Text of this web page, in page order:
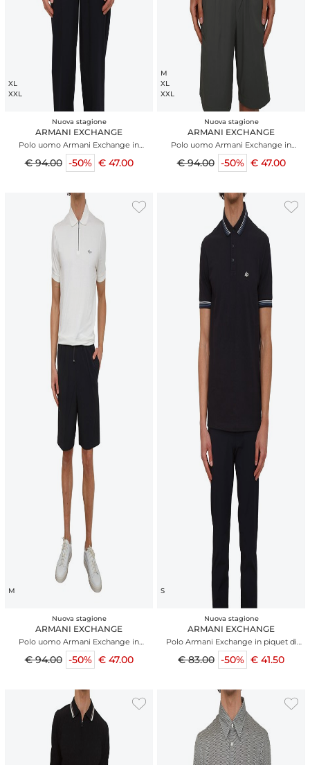
XL
XXL
Nuova stagione
ARMANI EXCHANGE
Polo uomo Armani Exchange in
viscosa blu
€ 94.00 -50% € 47.00
M
XL
XXL
Nuova stagione
ARMANI EXCHANGE
Polo uomo Armani Exchange in
viscosa nera
€ 94.00 -50% € 47.00
M
Nuova stagione
ARMANI EXCHANGE
Polo uomo Armani Exchange in
viscosa bianca
€ 94.00 -50% € 47.00
S
Nuova stagione
ARMANI EXCHANGE
Polo Armani Exchange in piquet di
cotone blu
€ 83.00 -50% € 41.50